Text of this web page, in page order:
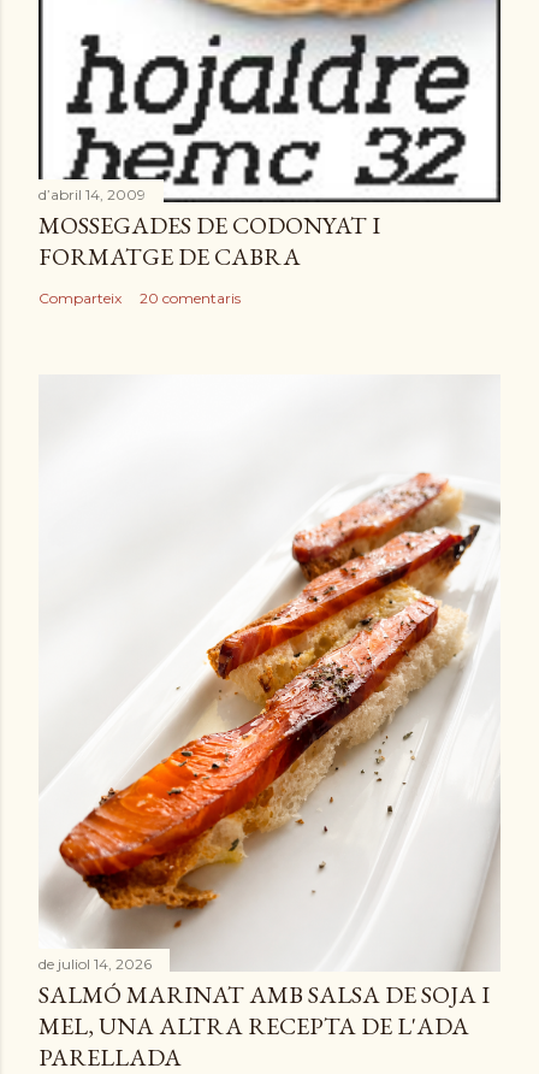
d’abril 14, 2009
MOSSEGADES DE CODONYAT I
FORMATGE DE CABRA
Comparteix 20 comentaris
de juliol 14, 2026
SALMÓ MARINAT AMB SALSA DE SOJA I
MEL, UNA ALTRA RECEPTA DE L'ADA
PARELLADA